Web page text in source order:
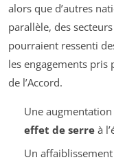
alors que d’autres
parallèle, des
pourraient ressenti
les engagements pris
de l’Accord.
Une
effet de serreà
Un